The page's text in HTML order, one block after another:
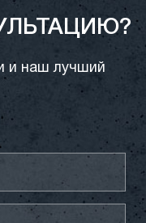
и наш лучший